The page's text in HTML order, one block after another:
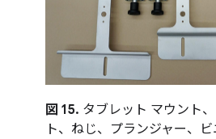
図 15. タブレット マウント
ト、ねじ、プランジャー、